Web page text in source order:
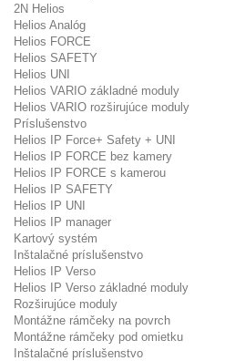
2N Helios
Helios Analóg
Helios FORCE
Helios SAFETY
Helios UNI
Helios VARIO základné moduly
Helios VARIO rozširujúce moduly
Príslušenstvo
Helios IP Force+ Safety + UNI
Helios IP FORCE bez kamery
Helios IP FORCE s kamerou
Helios IP SAFETY
Helios IP UNI
Helios IP manager
Kartový systém
Inštalačné príslušenstvo
Helios IP Verso
Helios IP Verso základné moduly
Rozširujúce moduly
Montážne rámčeky na povrch
Montážne rámčeky pod omietku
Inštalačné príslušenstvo